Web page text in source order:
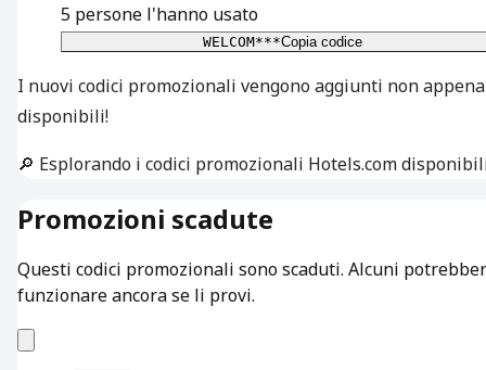
5 persone l'hanno usato
WELCOM***Copia codice
I nuovi codici promozionali vengono aggiunti non appena
disponibili!
🔎 Esplorando i codici promozionali Hotels.com
Promozioni scadute
Questi codici promozionali sono scaduti. Alcuni
funzionare ancora se li provi.